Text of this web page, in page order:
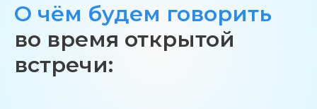
О чём будем говорить
во время открытой
встречи: